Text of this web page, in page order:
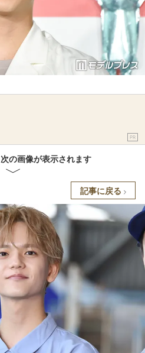
PR
の画像が表示されます
記事に戻る